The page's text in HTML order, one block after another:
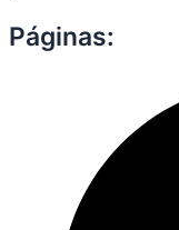
Páginas: